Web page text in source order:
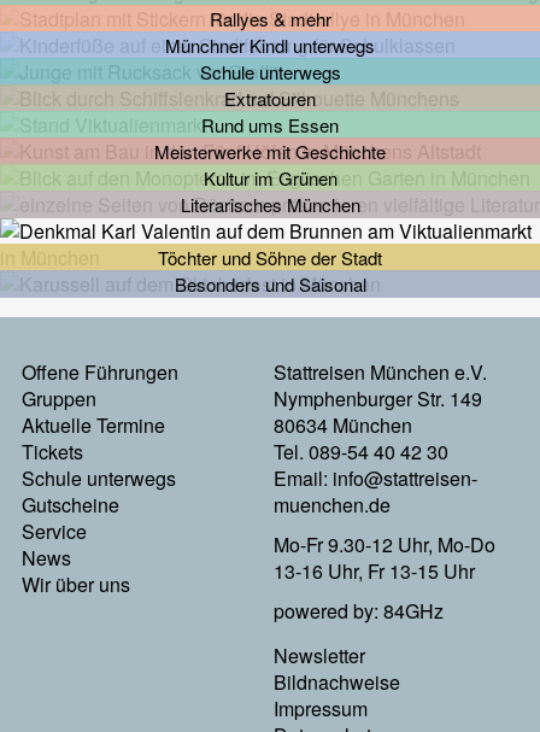
Rallyes & mehr
Münchner Kindl unterwegs
Schule unterwegs
Extratouren
Rund ums Essen
Meisterwerke mit Geschichte
Kultur im Grünen
Literarisches München
Töchter und Söhne der Stadt
Besonders und Saisonal
Footermenu
Links
Offene Führungen
Gruppen
Aktuelle Termine
Tickets
Schule unterwegs
Gutscheine
Service
News
Wir über uns
Stattreisen München e.V.
Nymphenburger Str. 149
80634 München
Tel. 089-54 40 42 30
Email: info@stattreisen-
muenchen.de
Mo-Fr 9.30-12 Uhr, Mo-Do
13-16 Uhr, Fr 13-15 Uhr
powered by: 84GHz
Footer
Menu
Newsletter
Bildnachweise
Impressum